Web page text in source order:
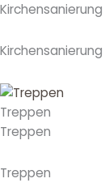
Kirchensanierung
Kirchensanierung
Treppen
Treppen
Treppen